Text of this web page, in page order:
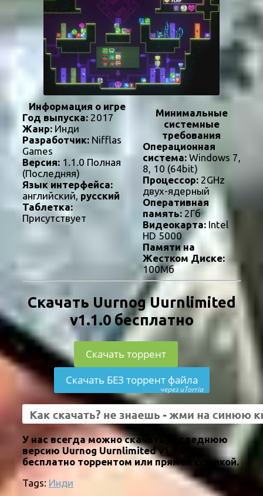
Информация о игре
Год выпуска: 2017
Жанр: Инди
Разработчик: Nifflas
Games
Версия: 1.1.0 Полная
(Последняя)
Язык интерфейса:
английский, русский
Таблетка:
Присутствует
Минимальные
системные
требования
Операционная
система:Windows 7,
8, 10 (64bit)
Процессор:2GHz
двух-ядерный
Оперативная
память:2Гб
Видеокарта:Intel
HD 5000
Памяти на
Жестком Диске:
100Мб
Скачать Uurnog Uurnlimited
v1.1.0 бесплатно
Скачать торрент
Скачать БЕЗ торрент файла
через uTorria
У нас всегда можно скачать последнюю
версию Uurnog Uurnlimited v1.1.0
бесплатно торрентом или прямой ссылкой.
Tags: Инди